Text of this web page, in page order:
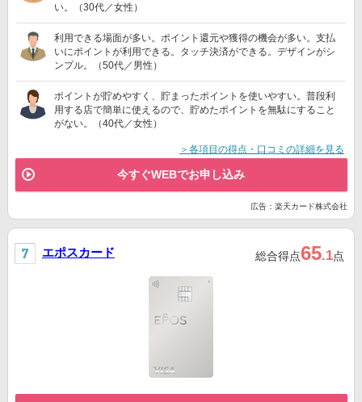
い。（30代／女性）
利用できる場面が多い。ポイント還元や獲得の機会が多い。支払
いにポイントが利用できる。タッチ決済ができる。デザインがシ
ンプル。（50代／男性）
ポイントが貯めやすく、貯まったポイントを使いやすい。普段利
用する店で簡単に使えるので、貯めたポイントを無駄にすること
がない。（40代／女性）
＞各項目の得点・口コミの詳細を見る
今すぐWEBでお申し込み
広告：楽天カード株式会社
エポスカード 総合得点65.1点